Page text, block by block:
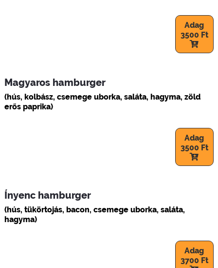
Adag
3500 Ft
Magyaros hamburger
(hús, kolbász, csemege uborka, saláta, hagyma, zöld
erős paprika)
Adag
3500 Ft
Ínyenc hamburger
(hús, tükörtojás, bacon, csemege uborka, saláta,
hagyma)
Adag
3700 Ft